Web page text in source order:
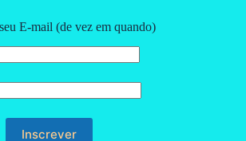
E-mail (de vez em quando)